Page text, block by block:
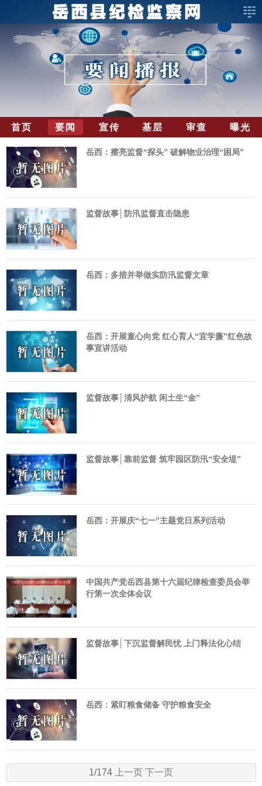
首页 要闻 宣传 基层 审查 曝光
岳西：擦亮监督“探头” 破解物业治理“困局”
监督故事│防汛监督直击隐患
岳西：多措并举做实防汛监督文章
岳西：开展童心向党 红心育人“宜学廉”红色故
事宣讲活动
监督故事│清风护航 闲土生“金”
监督故事│靠前监督 筑牢园区防汛“安全堤”
岳西：开展庆“七一”主题党日系列活动
中国共产党岳西县第十六届纪律检查委员会举
行第一次全体会议
监督故事│下沉监督解民忧 上门释法化心结
岳西：紧盯粮食储备 守护粮食安全
1/174 上一页 下一页